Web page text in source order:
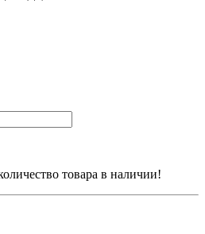
товара в наличии!